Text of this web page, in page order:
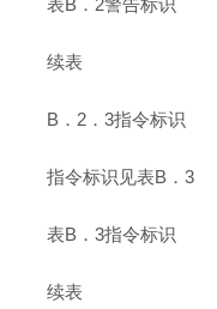
表B．2警告标识
续表
B．2．3指令标识
指令标识见表B．3
表B．3指令标识
续表